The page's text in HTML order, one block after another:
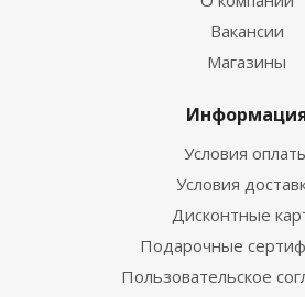
Вакансии
Магазины
Условия
Условия
Дисконтные
Подарочные
Пользовательское